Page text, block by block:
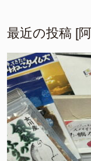
最近の投稿 [